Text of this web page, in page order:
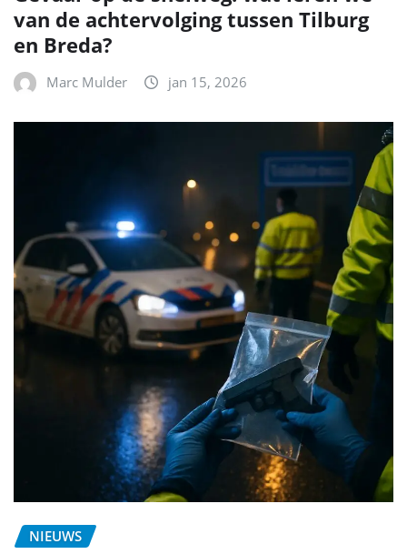
van de achtervolging tussen Tilburg
en Breda?
Marc Mulder jan 15, 2026
NIEUWS